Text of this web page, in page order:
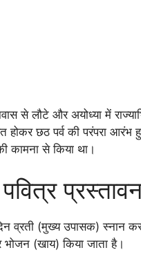
से लौटे और अयोध्या में
होकर छठ पर्व की परंपरा
कामना से किया था।
व्रती (मुख्य उपासक) स्नान
भोजन (खाय) किया जाता है।